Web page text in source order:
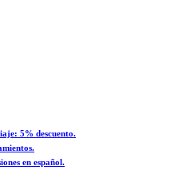
5% descuento.
en español.